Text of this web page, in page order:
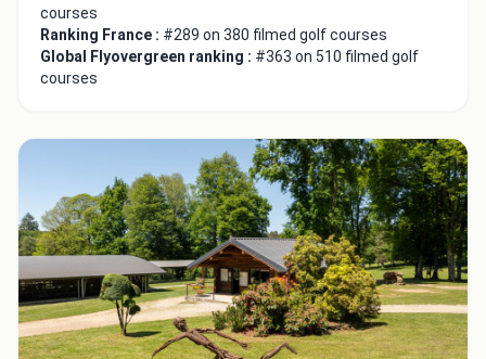
courses
Ranking France : #289 on 380 filmed golf courses
Global Flyovergreen ranking : #363 on 510 filmed golf
courses
Integrate video
Copy to Clipboard
Embed code